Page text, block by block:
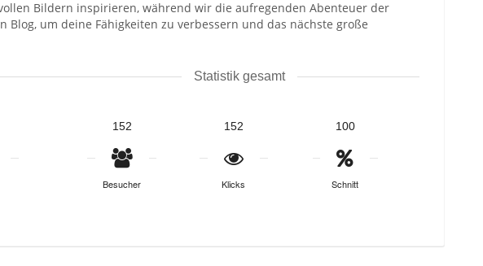
Bildern inspirieren, während wir die aufregenden Abenteuer der
um deine Fähigkeiten zu verbessern und das nächste große
Statistik gesamt
152
Besucher
152
Klicks
100
Schnitt